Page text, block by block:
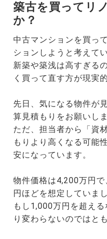
築古を買ってリ
か？
中古マンションを買っ
ションしようと考えて
新築や築浅は高すぎる
く買って直す方が現実
先日、気になる物件が
算見積もりをお願いしま
ただ、担当者から「資
もりより高くなる可能
安になっています。
物件価格は4,200万円
円ほどを想定していまし
もし1,000万円を超え
り変わらないのではと